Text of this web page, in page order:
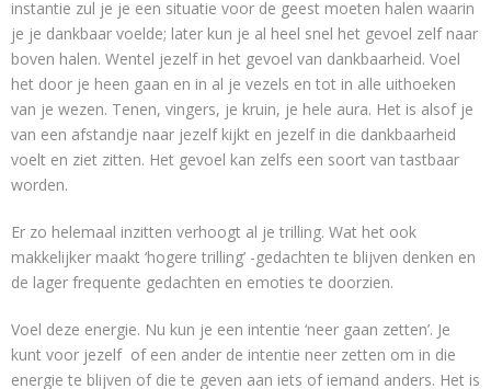
instantie zul je je een situatie voor de geest moeten halen waarin
je je dankbaar voelde; later kun je al heel snel het gevoel zelf naar
boven halen. Wentel jezelf in het gevoel van dankbaarheid. Voel
het door je heen gaan en in al je vezels en tot in alle uithoeken
van je wezen. Tenen, vingers, je kruin, je hele aura. Het is alsof je
van een afstandje naar jezelf kijkt en jezelf in die dankbaarheid
voelt en ziet zitten. Het gevoel kan zelfs een soort van tastbaar
worden.
Er zo helemaal inzitten verhoogt al je trilling. Wat het ook
makkelijker maakt ‘hogere trilling’ -gedachten te blijven denken en
de lager frequente gedachten en emoties te doorzien.
Voel deze energie. Nu kun je een intentie ‘neer gaan zetten’. Je
kunt voor jezelf of een ander de intentie neer zetten om in die
energie te blijven of die te geven aan iets of iemand anders. Het is